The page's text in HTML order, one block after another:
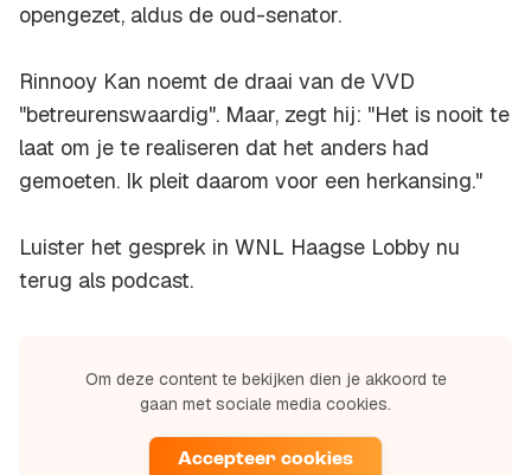
opengezet, aldus de oud-senator.
Rinnooy Kan noemt de draai van de VVD
"betreurenswaardig". Maar, zegt hij: "Het is nooit te
laat om je te realiseren dat het anders had
gemoeten. Ik pleit daarom voor een herkansing."
Luister het gesprek in WNL Haagse Lobby nu
terug als podcast.
Om deze content te bekijken dien je akkoord te
gaan met sociale media cookies.
Accepteer cookies